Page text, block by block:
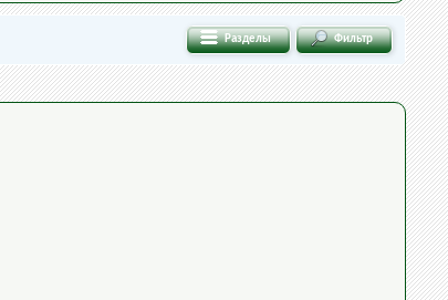
Разделы Фильтр